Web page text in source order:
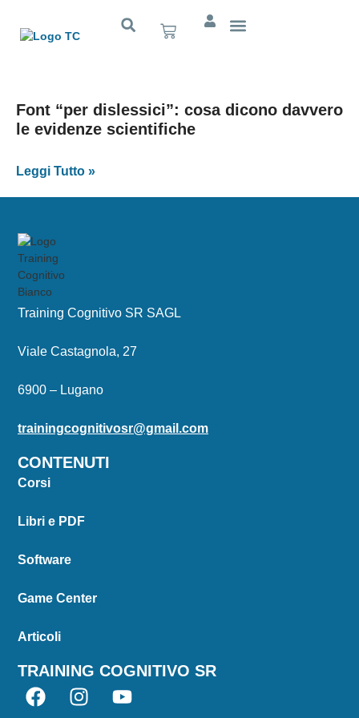
Font “per dislessici”: cosa dicono davvero
le evidenze scientifiche
Leggi Tutto »
Training Cognitivo SR SAGL
Viale Castagnola, 27
6900 – Lugano
trainingcognitivosr@gmail.com
CONTENUTI
Corsi
Libri e PDF
Software
Game Center
Articoli
TRAINING COGNITIVO SR